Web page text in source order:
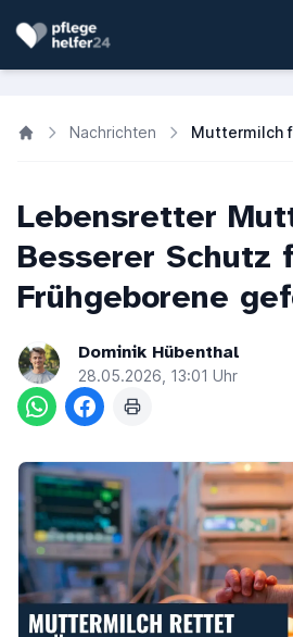
Nachrichten
Lebensretter
Besserer Schutz
Frühgeborene
Dominik Hübenthal
28.05.2026, 13:01 Uhr